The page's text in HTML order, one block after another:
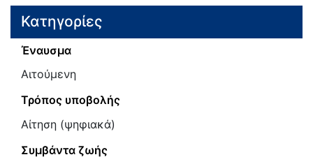
Κατηγορίες
Έναυσμα
Αιτούμενη
Τρόπος υποβολής
Αίτηση (ψηφιακά)
Συμβάντα ζωής